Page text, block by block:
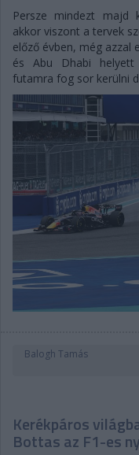
Persze mindezt majd
akkor viszont a tervek
előző évben, még azzal
és Abu Dhabi
futamra fog sor kerülni
Balogh Tamás
Kerékpáros
Bottas az F1-es